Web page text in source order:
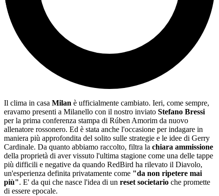
Il clima in casa Milan è ufficialmente cambiato. Ieri, come sempre,
eravamo presenti a Milanello con il nostro inviato Stefano Bressi
per la prima conferenza stampa di Rúben Amorim da nuovo
allenatore rossonero. Ed è stata anche l'occasione per indagare in
maniera più approfondita del solito sulle strategie e le idee di Gerry
Cardinale. Da quanto abbiamo raccolto, filtra la chiara ammissione
della proprietà di aver vissuto l'ultima stagione come una delle tappe
più difficili e negative da quando RedBird ha rilevato il Diavolo,
un'esperienza definita privatamente come "da non ripetere mai
più". E' da qui che nasce l'idea di un reset societario che promette
di essere epocale.